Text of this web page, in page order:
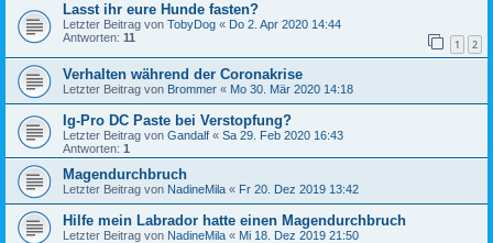
Lasst ihr eure Hunde fasten?
Letzter Beitrag von TobyDog « Do 2. Apr 2020 14:44
Antworten: 11 1 2
Verhalten während der Coronakrise
Letzter Beitrag von Brommer « Mo 30. Mär 2020 14:18
Ig-Pro DC Paste bei Verstopfung?
Letzter Beitrag von Gandalf « Sa 29. Feb 2020 16:43
Antworten: 1
Magendurchbruch
Letzter Beitrag von NadineMila « Fr 20. Dez 2019 13:42
Hilfe mein Labrador hatte einen Magendurchbruch
Letzter Beitrag von NadineMila « Mi 18. Dez 2019 21:50